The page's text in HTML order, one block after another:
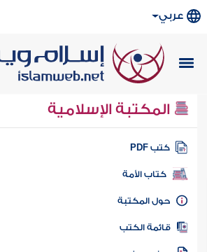
عربي
المكتبة الإسلامية
كتب PDF
كتاب الأمة
المكتبة